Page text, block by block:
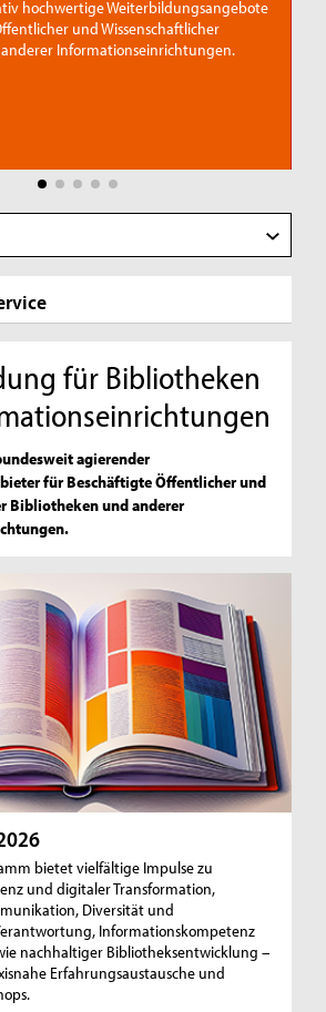
Weiterbildungsangebote
Bleiben Sie am
für Bibliotheken
agierender
für Beschäftigte Öffentlicher und
Bibliotheken und anderer
bietet vielfältige Impulse zu
und digitaler Transformation,
Diversität und
Informationskompetenz
nachhaltiger Bibliotheksentwicklung –
Erfahrungsaustausche und